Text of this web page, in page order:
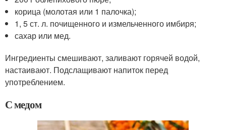
корица (молотая или 1 палочка);
1, 5 ст. л. почищенного и измельченного имбиря;
сахар или мед.
Ингредиенты смешивают, заливают горячей водой,
настаивают. Подслащивают напиток перед
употреблением.
С медом